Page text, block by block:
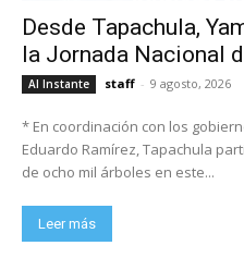
Desde Tapachula,
la Jornada Nacional
Al Instante staff - 9 agosto, 2026
* En coordinación con los
Eduardo Ramírez, Tapachula
de ocho mil árboles en este...
Leer más